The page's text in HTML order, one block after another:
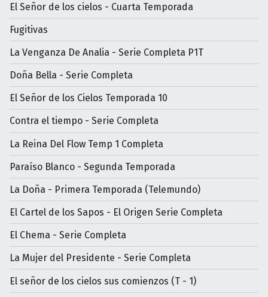
El Señor de los cielos - Cuarta Temporada
Fugitivas
La Venganza De Analia - Serie Completa P1T
Doña Bella - Serie Completa
El Señor de los Cielos Temporada 10
Contra el tiempo - Serie Completa
La Reina Del Flow Temp 1 Completa
Paraíso Blanco - Segunda Temporada
La Doña - Primera Temporada (Telemundo)
El Cartel de los Sapos - El Origen Serie Completa
El Chema - Serie Completa
La Mujer del Presidente - Serie Completa
El señor de los cielos sus comienzos (T - 1)